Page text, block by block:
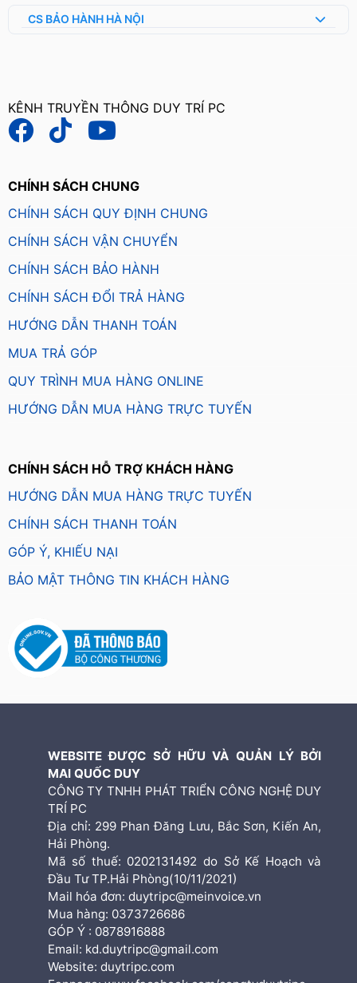
CS BẢO HÀNH HÀ NỘI
KÊNH TRUYỀN THÔNG DUY TRÍ PC
CHÍNH SÁCH CHUNG
CHÍNH SÁCH QUY ĐỊNH CHUNG
CHÍNH SÁCH VẬN CHUYỂN
CHÍNH SÁCH BẢO HÀNH
CHÍNH SÁCH ĐỔI TRẢ HÀNG
HƯỚNG DẪN THANH TOÁN
MUA TRẢ GÓP
QUY TRÌNH MUA HÀNG ONLINE
HƯỚNG DẪN MUA HÀNG TRỰC TUYẾN
CHÍNH SÁCH HỖ TRỢ KHÁCH HÀNG
HƯỚNG DẪN MUA HÀNG TRỰC TUYẾN
CHÍNH SÁCH THANH TOÁN
GÓP Ý, KHIẾU NẠI
BẢO MẬT THÔNG TIN KHÁCH HÀNG
WEBSITE ĐƯỢC SỞ HỮU VÀ QUẢN LÝ BỞI
MAI QUỐC DUY
CÔNG TY TNHH PHÁT TRIỂN CÔNG NGHỆ DUY
TRÍ PC
Địa chỉ: 299 Phan Đăng Lưu, Bắc Sơn, Kiến An,
Hải Phòng.
Mã số thuế: 0202131492 do Sở Kế Hoạch và
Đầu Tư TP.Hải Phòng(10/11/2021)
Mail hóa đơn: duytripc@meinvoice.vn
Mua hàng: 0373726686
GÓP Ý : 0878916888
Email: kd.duytripc@gmail.com
Website: duytripc.com